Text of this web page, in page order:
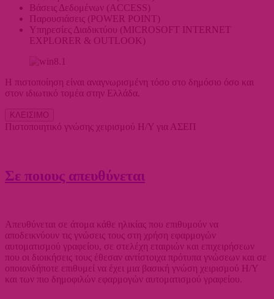
Βάσεις Δεδομένων (ACCESS)
Παρουσιάσεις (POWER POINT)
Υπηρεσίες Διαδικτύου (MICROSOFT INTERNET
EXPLORER & OUTLOOK)
Η πιστοποίηση είναι αναγνωρισμένη τόσο στο δημόσιο όσο και
στον ιδιωτικό τομέα στην Ελλάδα.
ΚΛΕΙΣΙΜΟ
Πιστοποιητικό γνώσης χειρισμού Η/Υ για ΑΣΕΠ
Σε ποιους απευθύνεται
Απευθύνεται σε άτομα κάθε ηλικίας που επιθυμούν να
αποδεικνύουν τις γνώσεις τους στη χρήση εφαρμογών
αυτοματισμού γραφείου, σε στελέχη εταιριών και επιχειρήσεων
που οι διοικήσεις τους έθεσαν αντίστοιχα πρότυπα γνώσεων και σε
οποιονδήποτε επιθυμεί να έχει μια βασική γνώση χειρισμού Η/Υ
και των πιο δημοφιλών εφαρμογών αυτοματισμού γραφείου.